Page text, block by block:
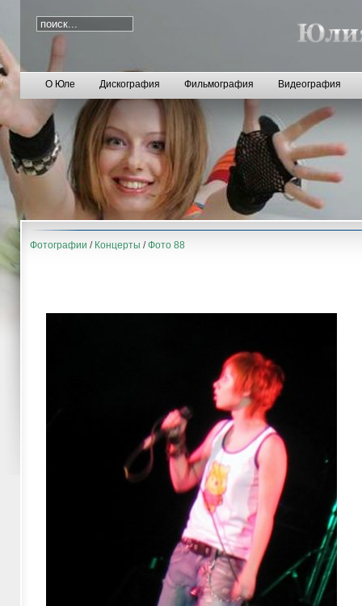
О Юле Дискография Фильмография Видеография
Фотографии / Концерты /Фото 88